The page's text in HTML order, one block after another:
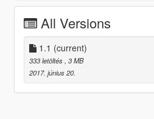
All Versions
1.1 (current)
333 letöltés , 3 MB
2017. június 20.